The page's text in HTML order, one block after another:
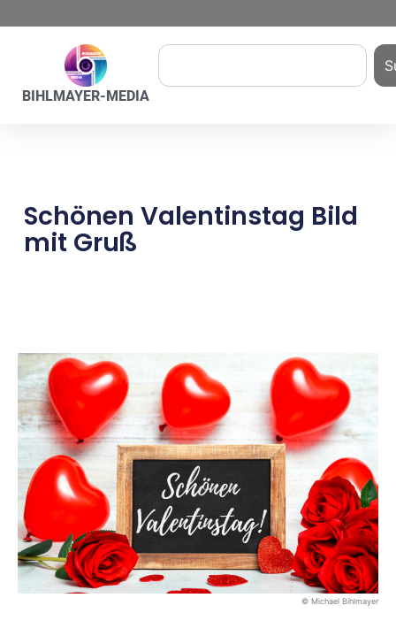
BIHLMAYER-MEDIA
Schönen Valentinstag Bild
mit Gruß
© Michael Bihlmayer